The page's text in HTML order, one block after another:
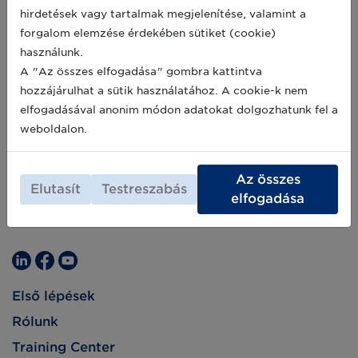
átállásának és precíziós fejlesztésének
támogatására. A termelőknek lehetőségük
nyílik az erő, betakarító- és munkagépek,
mellett infokommunikációs eszközök
beszerzésére, számítógépes szoftverek
megvásárlására vagy kifejlesztésére, valamint
szabadalmak, licencek, szerzői jogok és
védjegyek vagy eljárások meg szerzésére is. A
pályázat támogatja a precíziós gazdálkodásra
oktatásokat is.
2021-07-06
Első lépések
Rólunk
Training Center
hirdetések vagy tartalmak megjelenítése, valamint a
forgalom elemzése érdekében sütiket (cookie)
használunk.
A "Az összes elfogadása" gombra kattintva
hozzájárulhat a sütik használatához. A cookie-k nem
elfogadásával anonim módon adatokat dolgozhatunk fel a
weboldalon.
Elutasít Testreszabás
Az összes
elfogadása